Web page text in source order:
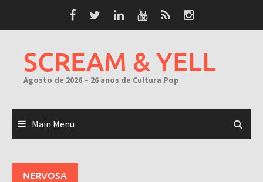
SCREAM & YELL
Agosto de 2026 – 26 anos de Cultura Pop
Main Menu
NERVOSA